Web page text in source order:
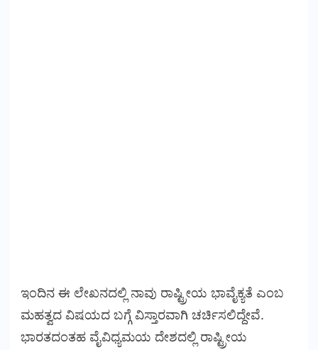
ಇಂದಿನ ಈ ಲೇಖನದಲ್ಲಿ ನಾವು ರಾಷ್ಟ್ರೀಯ ಭಾವೈಕ್ಯತೆ ಎಂಬ
ಮಹತ್ವದ ವಿಷಯದ ಬಗ್ಗೆ ವಿಸ್ತಾರವಾಗಿ ಚರ್ಚಿಸಲಿದ್ದೇವೆ.
ಭಾರತದಂತಹ ವೈವಿಧ್ಯಮಯ ದೇಶದಲ್ಲಿ ರಾಷ್ಟ್ರೀಯ